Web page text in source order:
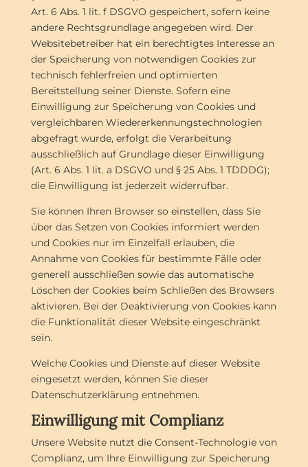
Art. 6 Abs. 1 lit. f DSGVO gespeichert, sofern keine
andere Rechtsgrundlage angegeben wird. Der
Websitebetreiber hat ein berechtigtes Interesse an
der Speicherung von notwendigen Cookies zur
technisch fehlerfreien und optimierten
Bereitstellung seiner Dienste. Sofern eine
Einwilligung zur Speicherung von Cookies und
vergleichbaren Wiedererkennungstechnologien
abgefragt wurde, erfolgt die Verarbeitung
ausschließlich auf Grundlage dieser Einwilligung
(Art. 6 Abs. 1 lit. a DSGVO und § 25 Abs. 1 TDDDG);
die Einwilligung ist jederzeit widerrufbar.
Sie können Ihren Browser so einstellen, dass Sie
über das Setzen von Cookies informiert werden
und Cookies nur im Einzelfall erlauben, die
Annahme von Cookies für bestimmte Fälle oder
generell ausschließen sowie das automatische
Löschen der Cookies beim Schließen des Browsers
aktivieren. Bei der Deaktivierung von Cookies kann
die Funktionalität dieser Website eingeschränkt
sein.
Welche Cookies und Dienste auf dieser Website
eingesetzt werden, können Sie dieser
Datenschutzerklärung entnehmen.
Einwilligung mit Complianz
Unsere Website nutzt die Consent-Technologie von
Complianz, um Ihre Einwilligung zur Speicherung